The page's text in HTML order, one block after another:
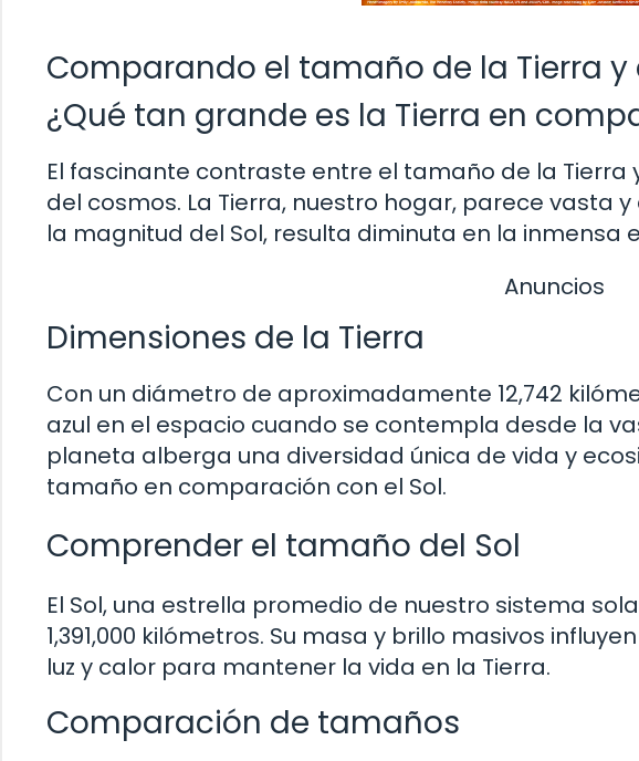
Comparando el tamaño de la Tierra y
¿Qué tan grande es la Tierra en
El fascinante contraste entre el tamaño de la Tierra
del cosmos. La Tierra, nuestro hogar, parece vasta
la magnitud del Sol, resulta diminuta en la inmensa
Anuncios
Dimensiones de la Tierra
Con un diámetro de aproximadamente 12,742
azul en el espacio cuando se contempla desde la
planeta alberga una diversidad única de vida y
tamaño en comparación con el Sol.
Comprender el tamaño del Sol
El Sol, una estrella promedio de nuestro sistema
1,391,000 kilómetros. Su masa y brillo masivos
luz y calor para mantener la vida en la Tierra.
Comparación de tamaños